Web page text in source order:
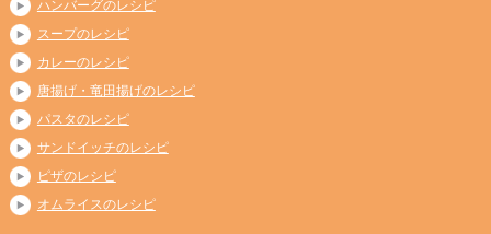
ハンバーグのレシピ
スープのレシピ
カレーのレシピ
唐揚げ・竜田揚げのレシピ
パスタのレシピ
サンドイッチのレシピ
ピザのレシピ
オムライスのレシピ